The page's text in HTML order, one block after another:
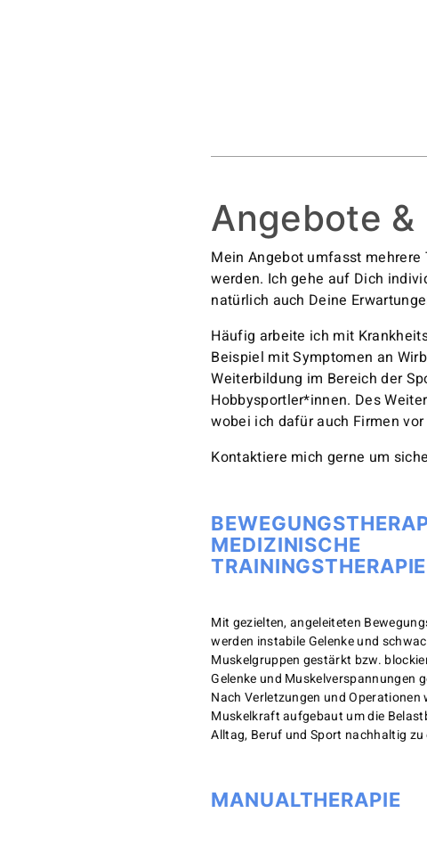
Angebote &
Mein Angebot umfasst
werden. Ich gehe auf Dich
natürlich auch Deine
Häufig arbeite ich mit
Beispiel mit Symptomen an
Weiterbildung im Bereich der
Hobbysportler*innen. Des
wobei ich dafür auch Firmen
Kontaktiere mich gerne um
MEDIZINISCHE
TRAININGSTHERAPIE
Mit gezielten, angeleiteten
werden instabile Gelenke und
Muskelgruppen gestärkt bzw.
Gelenke und Muskelverspannungen
Nach Verletzungen und Operationen
Muskelkraft aufgebaut um die
Alltag, Beruf und Sport nachhaltig zu
MANUALTHERAPIE